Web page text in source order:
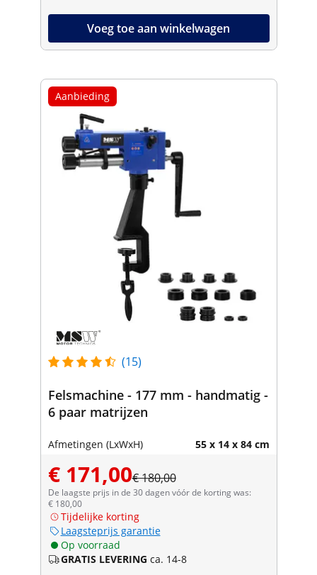
Voeg toe aan winkelwagen
Aanbieding
(15)
Felsmachine - 177 mm - handmatig -
6 paar matrijzen
Afmetingen (LxWxH) 55 x 14 x 84 cm
€ 171,00€ 180,00
De laagste prijs in de 30 dagen vóór de korting was:
€ 180,00
Tijdelijke korting
Laagsteprijs garantie
Op voorraad
GRATIS LEVERING ca. 14-8